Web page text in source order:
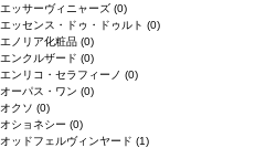
エッサーヴィニャーズ (0)
エッセンス・ドゥ・ドゥルト (0)
エノリア化粧品 (0)
エンクルザード (0)
エンリコ・セラフィーノ (0)
オーパス・ワン (0)
オクソ (0)
オショネシー (0)
オッドフェルヴィンヤード (1)